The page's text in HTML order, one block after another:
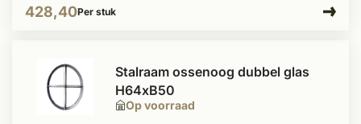
428,40Per stuk
Op voorraad
Stalraam ossenoog dubbel glas
H64xB50